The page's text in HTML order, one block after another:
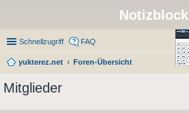
Notizblock
Schnellzugriff FAQ
yukterez.net
Foren-Übersicht
Mitglieder